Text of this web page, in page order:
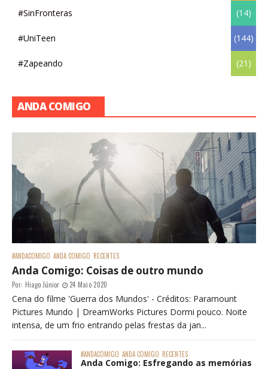
#SinFronteras (14)
#UniTeen (144)
#Zapeando (21)
ANDA COMIGO
#ANDACOMIGO ANDA COMIGO RECENTES
Anda Comigo: Coisas de outro mundo
Por: Hiago Júnior 24 Maio 2020
Cena do filme 'Guerra dos Mundos' - Créditos: Paramount
Pictures Mundo | DreamWorks Pictures Dormi pouco. Noite
intensa, de um frio entrando pelas frestas da jan...
#ANDACOMIGO ANDA COMIGO RECENTES
Anda Comigo: Esfregando as memórias